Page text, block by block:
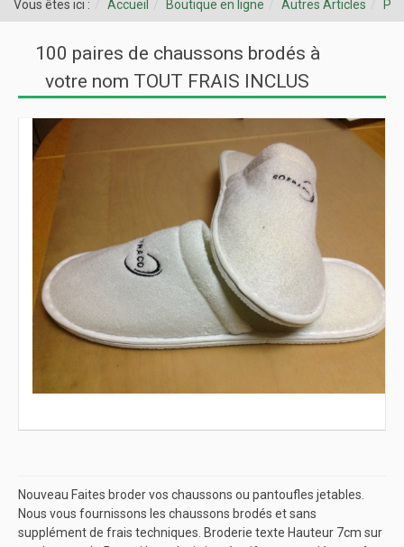
Vous êtes ici : Accueil Boutique en ligne Autres Articles
100 paires de chaussons brodés à
votre nom TOUT FRAIS INCLUS
Nouveau Faites broder vos chaussons ou pantoufles jetables.
Nous vous fournissons les chaussons brodés et sans
supplément de frais techniques. Broderie texte Hauteur 7cm sur